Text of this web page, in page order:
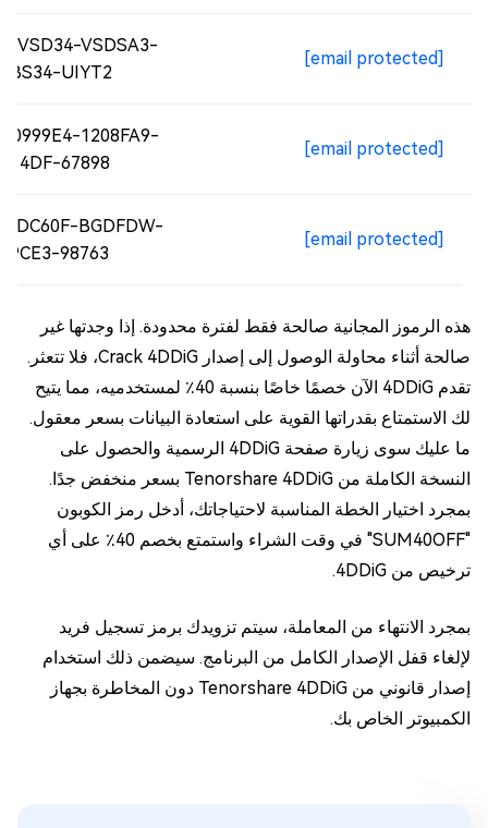
[email protected]
CVSD34-VSDSA3-
UIYT2
[email protected]
0999E4-1208FA9-
67898
[email protected]
BGDFDW-
98763
هذه الرموز المجانية صالحة فقط لفترة محدودة. إذا وجدتها غير
صالحة أثناء محاولة الوصول إلى إصدار Crack 4DDiG، فلا تتعثر.
تقدم 4DDiG الآن خصمًا خاصًا بنسبة 40٪ لمستخدميه، مما يتيح
لك الاستمتاع بقدراتها القوية على استعادة البيانات بسعر معقول.
ما عليك سوى زيارة صفحة 4DDiG الرسمية والحصول على
النسخة الكاملة من Tenorshare 4DDiG بسعر منخفض جدًا.
بمجرد اختيار الخطة المناسبة لاحتياجاتك، أدخل رمز الكوبون
"SUM40OFF" في وقت الشراء واستمتع بخصم 40٪ على أي
ترخيص من 4DDiG.
بمجرد الانتهاء من المعاملة، سيتم تزويدك برمز تسجيل فريد
لإلغاء قفل الإصدار الكامل من البرنامج. سيضمن ذلك استخدام
إصدار قانوني من Tenorshare 4DDiG دون المخاطرة بجهاز
الكمبيوتر الخاص بك.